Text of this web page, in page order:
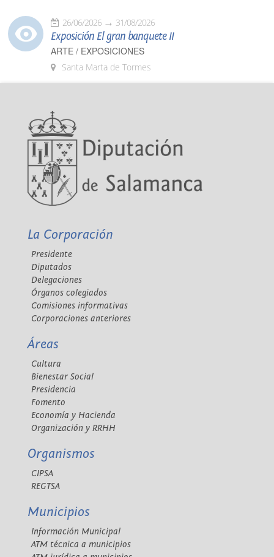
26/06/2026 31/08/2026
Exposición El gran banquete II
ARTE / EXPOSICIONES
Santa Marta de Tormes
La Corporación
Presidente
Diputados
Delegaciones
Órganos colegiados
Comisiones informativas
Corporaciones anteriores
Áreas
Cultura
Bienestar Social
Presidencia
Fomento
Economía y Hacienda
Organización y RRHH
Organismos
CIPSA
REGTSA
Municipios
Información Municipal
ATM técnica a municipios